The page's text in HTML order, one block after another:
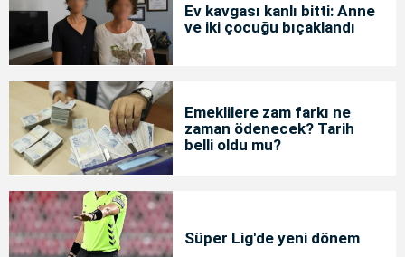
Ev kavgası kanlı bitti: Anne
ve iki çocuğu bıçaklandı
Emeklilere zam farkı ne
zaman ödenecek? Tarih
belli oldu mu?
Süper Lig'de yeni dönem